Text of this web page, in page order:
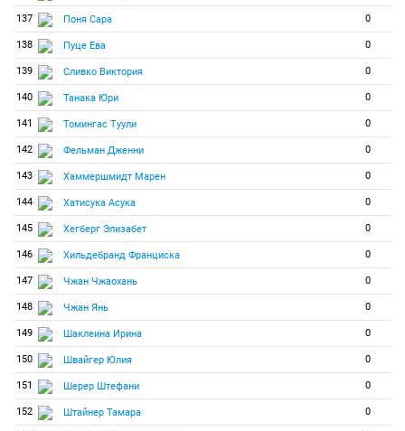
137 Поня Сара 0
138 Пуце Ева 0
139 Сливко Виктория 0
140 Танака Юри 0
141 Томингас Туули 0
142 Фельман Дженни 0
143 Хаммершмидт Марен 0
144 Хатисука Асука 0
145 Хегберг Элизабет 0
146 Хильдебранд Франциска 0
147 Чжан Чжаохань 0
148 Чжан Янь 0
149 Шаклеина Ирина 0
150 Швайгер Юлия 0
151 Шерер Штефани 0
152 Штайнер Тамара 0